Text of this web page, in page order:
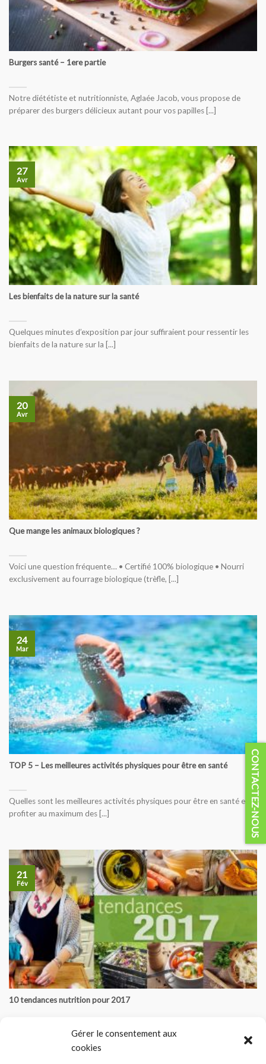
Gérer le consentement aux
cookies
Burgers santé – 1ere partie
Notre diététiste et nutritionniste, Aglaée Jacob, vous propose de
préparer des burgers délicieux autant pour vos papilles [...]
Les bienfaits de la nature sur la santé
Quelques minutes d’exposition par jour suffiraient pour ressentir les
bienfaits de la nature sur la [...]
27
Avr
Que mange les animaux biologiques ?
Voici une question fréquente… • Certifié 100% biologique • Nourri
exclusivement au fourrage biologique (trèfle, [...]
20
Avr
TOP 5 – Les meilleures activités physiques pour être en santé
Quelles sont les meilleures activités physiques pour être en santé et
profiter au maximum des [...]
24
Mar
10 tendances nutrition pour 2017
par Aglaée Jacob, MS, RD Êtes-vous avant-gardistes ou avez-vous du
rattrapage à faire pour suivre [...]
21
Fév
CONTACTEZ-NOUS